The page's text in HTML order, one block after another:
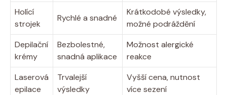
Holící
strojek
Rychlé a snadné
Krátkodobé výsledky,
možné podráždění
Depilační
krémy
Bezbolestné,
snadná aplikace
Možnost alergické
reakce
Laserová
epilace
Trvalejší
výsledky
Vyšší cena, nutnost
více sezení